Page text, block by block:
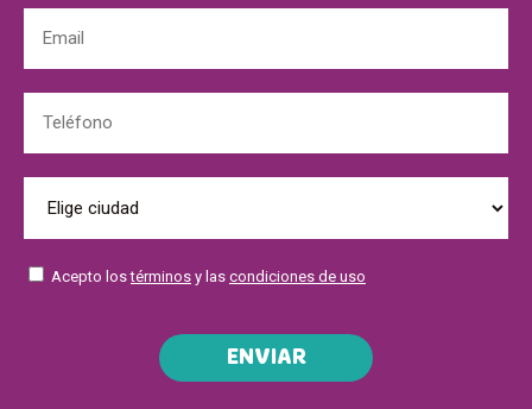
Acepto lostérminos y las condiciones de uso
ENVIAR